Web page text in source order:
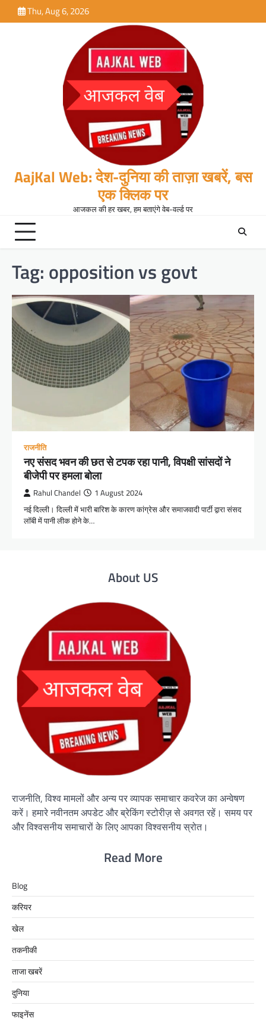
to
Thu, Aug 6, 2026
AajKal Web: देश-दुनिया की ताज़ा खबरें, बस
एक क्लिक पर
आजकल की हर खबर, हम बताएंगे वेब-वर्ल्ड पर
Tag: opposition vs govt
राजनीति
नए संसद भवन की छत से टपक रहा पानी, विपक्षी सांसदों ने
बीजेपी पर हमला बोला
Rahul Chandel 1 August 2024
नई दिल्ली। दिल्ली में भारी बारिश के कारण कांग्रेस और समाजवादी पार्टी द्वारा संसद
लॉबी में पानी लीक होने के…
About US
राजनीति, विश्व मामलों और अन्य पर व्यापक समाचार कवरेज का अन्वेषण
करें। हमारे नवीनतम अपडेट और ब्रेकिंग स्टोरीज़ से अवगत रहें। समय पर
और विश्वसनीय समाचारों के लिए आपका विश्वसनीय स्रोत।
Read More
Blog
करियर
खेल
तकनीकी
ताजा खबरें
दुनिया
फाइनेंस